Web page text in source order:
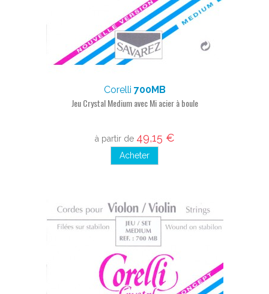
Corelli 700MB
Jeu Crystal Medium avec Mi acier à boule
à partir de 49,15 €
Acheter